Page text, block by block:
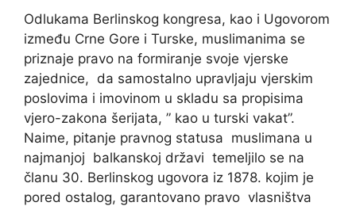
Odlukama Berlinskog kongresa, kao i Ugovorom
između Crne Gore i Turske, muslimanima se
priznaje pravo na formiranje svoje vjerske
zajednice, da samostalno upravljaju vjerskim
poslovima i imovinom u skladu sa propisima
vjero-zakona šerijata, ” kao u turski vakat”.
Naime, pitanje pravnog statusa muslimana u
najmanjoj balkanskoj državi temeljilo se na
članu 30. Berlinskog ugovora iz 1878. kojim je
pored ostalog, garantovano pravo vlasništva